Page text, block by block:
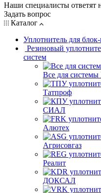
Наши специалисты
Задать вопрос
Каталог
Уплотнитель для
Резиновый
систем
Все для
Татпроф
СИАЛ
Алютех
Агрисовгаз
Реалит
ДОКСАЛ